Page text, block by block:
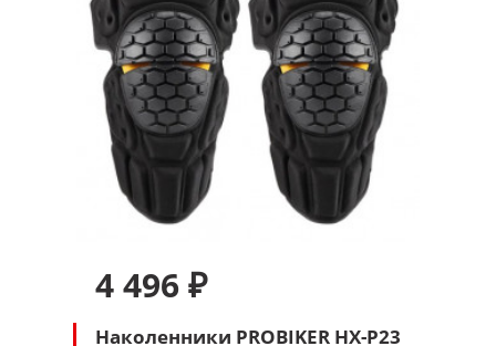
4 496 ₽
Наколенники PROBIKER HX-P23